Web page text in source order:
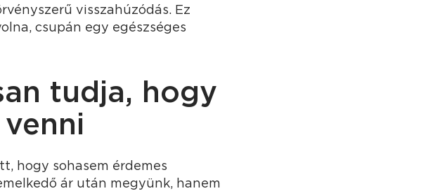
visszahúzódás. Ez
csupán egy egészséges
tudja, hogy
hogy sohasem érdemes
ár után megyünk, hanem